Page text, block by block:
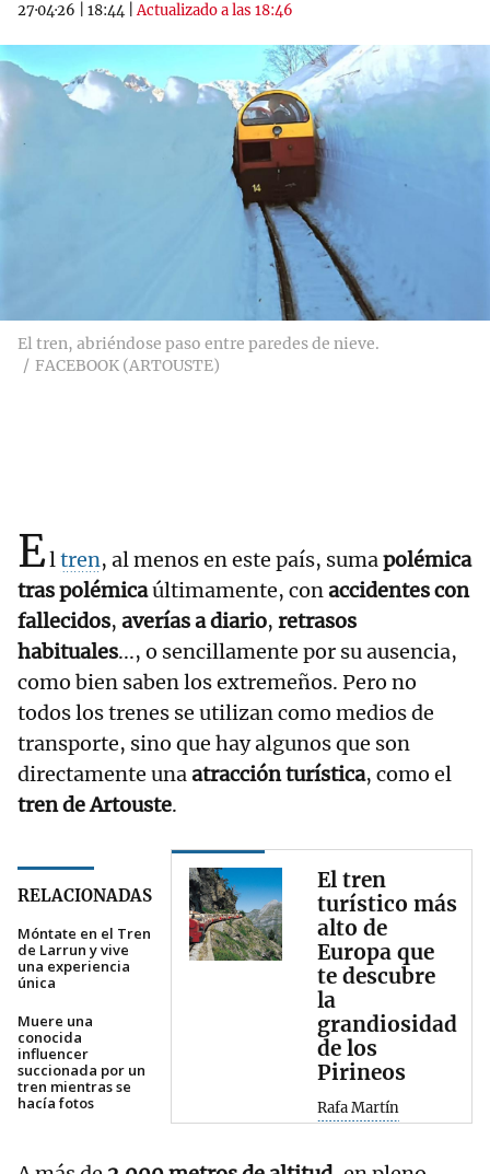
27·04·26 18:44 |Actualizado a las 18:46
El tren, abriéndose paso entre paredes de nieve.
FACEBOOK (ARTOUSTE)
Eltren, al menos en este país, sumapolémica
tras polémicaúltimamente, conaccidentes con
fallecidos, averías a diario, retrasos
habituales..., o sencillamente por su ausencia,
como bien saben los extremeños. Pero no
todos los trenes se utilizan como medios de
transporte, sino que hay algunos que son
directamente unaatracción turística, como el
tren de Artouste.
RELACIONADAS
Móntate en el Tren
de Larrun y vive
una experiencia
única
Muere una
conocida
influencer
succionada por un
tren mientras se
hacía fotos
El tren
turístico más
alto de
Europa que
te descubre
la
grandiosidad
de los
Pirineos
Rafa Martín